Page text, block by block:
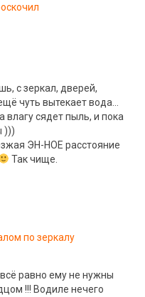
с зеркал, дверей,
чуть вытекает вода…
влагу сядет пыль, и пока
)))
ЭН-НОЕ расстояние
Так чище.
по зеркалу
равно ему не нужны
!!! Водиле нечего